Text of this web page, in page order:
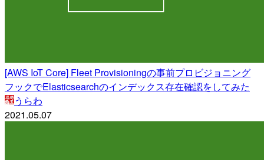
[AWS IoT Core] Fleet Provisioningの事前プロビジョニング
フックでElasticsearchのインデックス存在確認をしてみた
うらわ
2021.05.07